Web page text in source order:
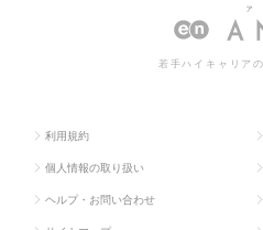
築）の
若手ハイキャリア
利用規約
個人情報の取り扱い
ヘルプ・お問い合わせ